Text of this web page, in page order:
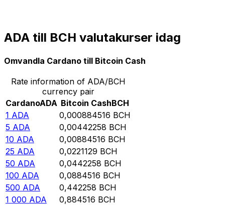
ADA till BCH valutakurser idag
Omvandla Cardano till Bitcoin Cash
Rate information of ADA/BCH
currency pair
CardanoADA Bitcoin CashBCH
1 ADA 0,000884516 BCH
5 ADA 0,00442258 BCH
10 ADA 0,00884516 BCH
25 ADA 0,0221129 BCH
50 ADA 0,0442258 BCH
100 ADA 0,0884516 BCH
500 ADA 0,442258 BCH
1 000 ADA 0,884516 BCH